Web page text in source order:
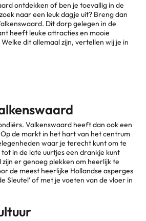
ontdekken of ben je toevallig in de
naar een leuk dagje uit? Breng dan
Dit dorp gelegen in de
heeft leuke attracties en mooie
dit allemaal zijn, vertellen wij je in
Valkenswaard heeft dan ook een
de markt in het hart van het centrum
waar je terecht kunt om te
in de late uurtjes een drankje kunt
er genoeg plekken om heerlijk te
de meest heerlijke Hollandse asperges
Sleutel’ of met je voeten van de vloer in